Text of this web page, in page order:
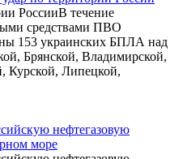
РоссииВ течение
средствами ПВО
153 украинских БПЛА над
Брянской, Владимирской,
Курской, Липецкой,
нефтегазовую
море